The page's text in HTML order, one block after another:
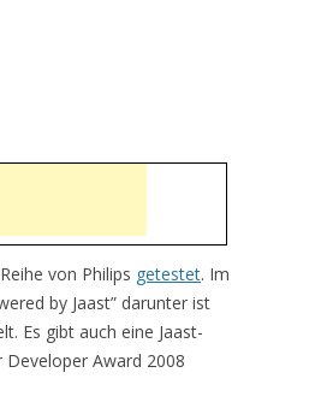
von Philips getestet. Im
by Jaast” darunter ist
Es gibt auch eine Jaast-
Award 2008